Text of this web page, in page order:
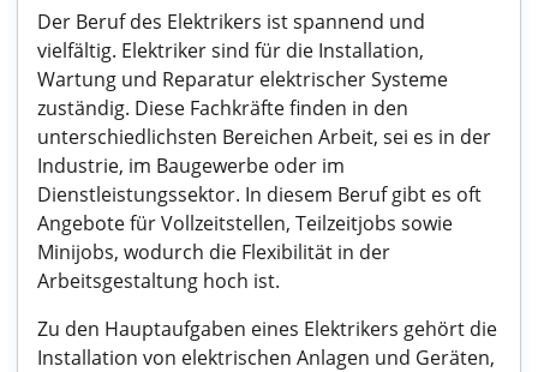
Der Beruf des Elektrikers ist spannend und
vielfältig. Elektriker sind für die Installation,
Wartung und Reparatur elektrischer Systeme
zuständig. Diese Fachkräfte finden in den
unterschiedlichsten Bereichen Arbeit, sei es in der
Industrie, im Baugewerbe oder im
Dienstleistungssektor. In diesem Beruf gibt es oft
Angebote für Vollzeitstellen, Teilzeitjobs sowie
Minijobs, wodurch die Flexibilität in der
Arbeitsgestaltung hoch ist.
Zu den Hauptaufgaben eines Elektrikers gehört die
Installation von elektrischen Anlagen und Geräten,